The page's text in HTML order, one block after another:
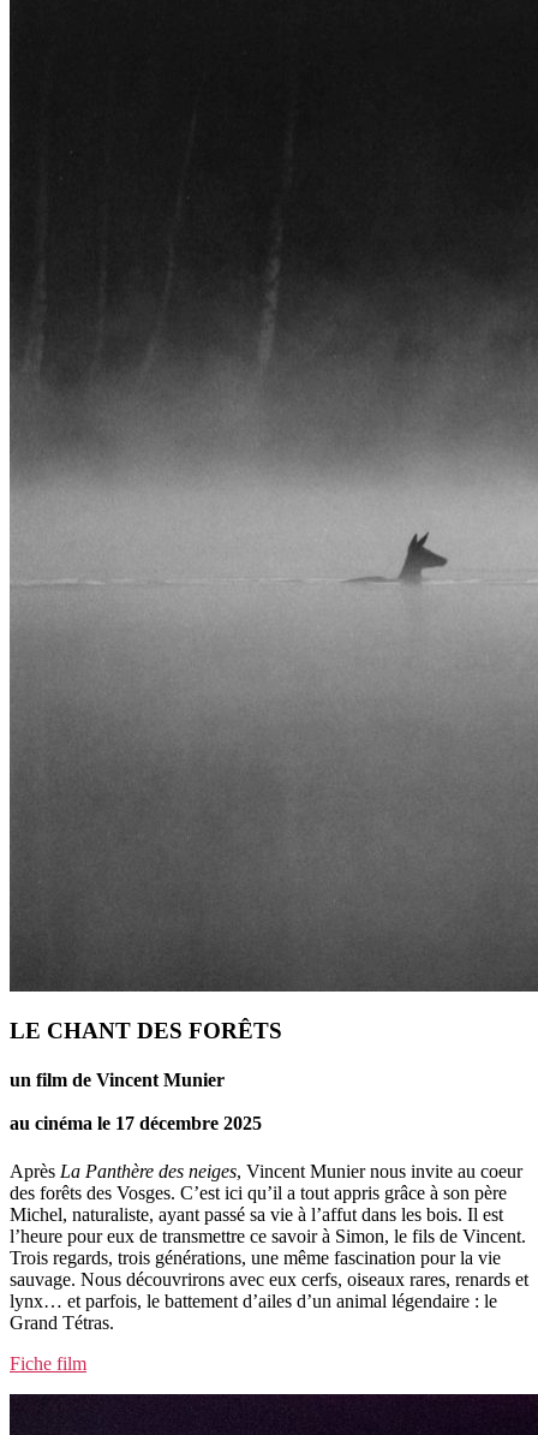
LE CHANT DES FORÊTS
un film de Vincent Munier
au cinéma le 17 décembre 2025
Après La Panthère des neiges, Vincent Munier nous invite au coeur
des forêts des Vosges. C’est ici qu’il a tout appris grâce à son père
Michel, naturaliste, ayant passé sa vie à l’affut dans les bois. Il est
l’heure pour eux de transmettre ce savoir à Simon, le fils de Vincent.
Trois regards, trois générations, une même fascination pour la vie
sauvage. Nous découvrirons avec eux cerfs, oiseaux rares, renards et
lynx… et parfois, le battement d’ailes d’un animal légendaire : le
Grand Tétras.
Fiche film